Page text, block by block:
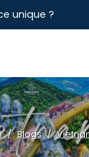
unique ?
Blogs